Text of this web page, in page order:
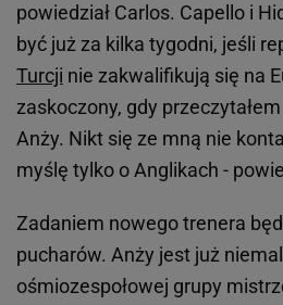
powiedział Carlos. Capello i
być już za kilka tygodni, jeśli
Turcji nie zakwalifikują się na
zaskoczony, gdy
Anży. Nikt się ze mną nie
myślę tylko o Anglikach -
Zadaniem nowego trenera
pucharów. Anży jest już
ośmiozespołowej grupy